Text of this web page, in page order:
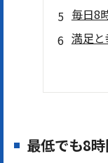
毎日8
満足
最低でも8